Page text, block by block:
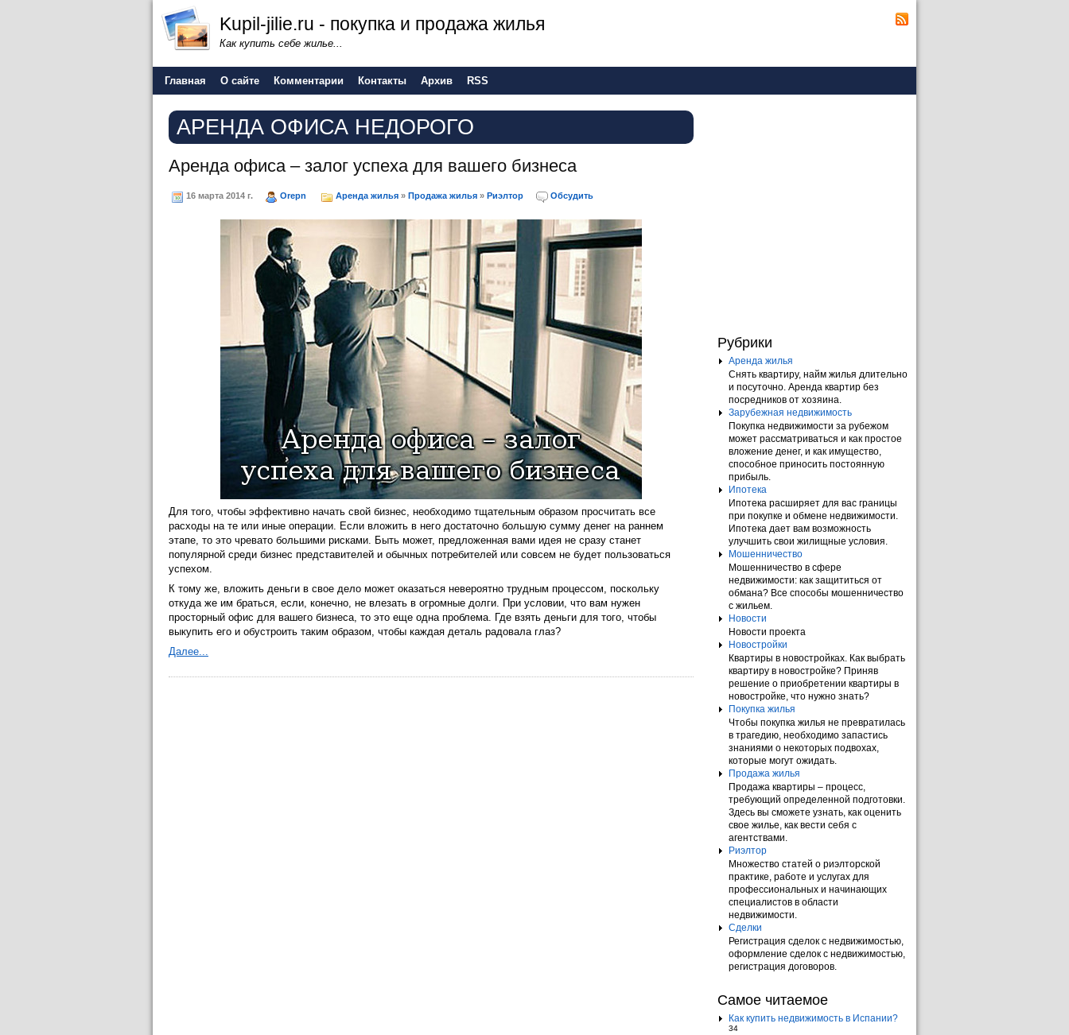
Kupil-jilie.ru - покупка и продажа жилья
Как купить себе жилье...
Главная О сайте Комментарии Контакты Архив RSS
АРЕНДА ОФИСА НЕДОРОГО
Аренда офиса – залог успеха для вашего бизнеса
16 марта 2014 г. Orepn Аренда жилья » Продажа жилья » Риэлтор Обсудить
Для того, чтобы эффективно начать свой бизнес, необходимо тщательным образом просчитать все
расходы на те или иные операции. Если вложить в него достаточно большую сумму денег на раннем
этапе, то это чревато большими рисками. Быть может, предложенная вами идея не сразу станет
популярной среди бизнес представителей и обычных потребителей или совсем не будет пользоваться
успехом.
К тому же, вложить деньги в свое дело может оказаться невероятно трудным процессом, поскольку
откуда же им браться, если, конечно, не влезать в огромные долги. При условии, что вам нужен
просторный офис для вашего бизнеса, то это еще одна проблема. Где взять деньги для того, чтобы
выкупить его и обустроить таким образом, чтобы каждая деталь радовала глаз?
Далее...
Рубрики
Аренда жилья
Снять квартиру, найм жилья длительно
и посуточно. Аренда квартир без
посредников от хозяина.
Зарубежная недвижимость
Покупка недвижимости за рубежом
может рассматриваться и как простое
вложение денег, и как имущество,
способное приносить постоянную
прибыль.
Ипотека
Ипотека расширяет для вас границы
при покупке и обмене недвижимости.
Ипотека дает вам возможность
улучшить свои жилищные условия.
Мошенничество
Мошенничество в сфере
недвижимости: как защититься от
обмана? Все способы мошенничество
с жильем.
Новости
Новости проекта
Новостройки
Квартиры в новостройках. Как выбрать
квартиру в новостройке? Приняв
решение о приобретении квартиры в
новостройке, что нужно знать?
Покупка жилья
Чтобы покупка жилья не превратилась
в трагедию, необходимо запастись
знаниями о некоторых подвохах,
которые могут ожидать.
Продажа жилья
Продажа квартиры – процесс,
требующий определенной подготовки.
Здесь вы сможете узнать, как оценить
свое жилье, как вести себя с
агентствами.
Риэлтор
Множество статей о риэлторской
практике, работе и услугах для
профессиональных и начинающих
специалистов в области
недвижимости.
Сделки
Регистрация сделок с недвижимостью,
оформление сделок с недвижимостью,
регистрация договоров.
Самое читаемое
Как купить недвижимость в Испании?
34